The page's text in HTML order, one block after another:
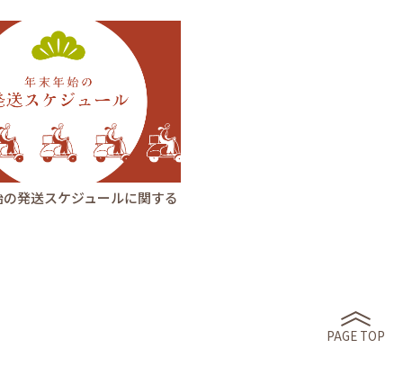
の発送スケジュールに関する
PAGE TOP